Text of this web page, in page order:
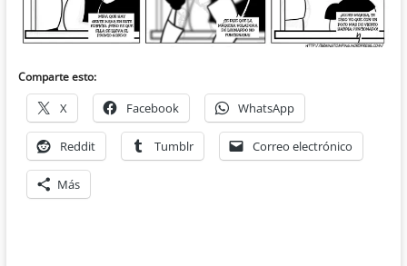
Comparte esto:
X Facebook WhatsApp
Reddit Tumblr Correo electrónico
Más